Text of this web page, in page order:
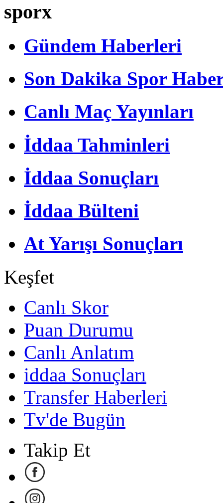
sporx
Gündem Haberleri
Son Dakika Spor
Canlı Maç Yayınları
İddaa Tahminleri
İddaa Sonuçları
İddaa Bülteni
At Yarışı Sonuçları
Keşfet
Canlı Skor
Puan Durumu
Canlı Anlatım
iddaa Sonuçları
Transfer Haberleri
Tv'de Bugün
Takip Et